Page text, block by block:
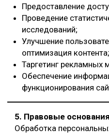
Предоставление
Проведение
исследований;
Улучшение
оптимизация контента;
Таргетинг рекламных
Обеспечение
функционирования
5. Правовые
Обработка